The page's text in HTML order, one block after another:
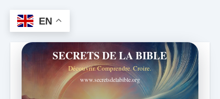
EN
SECRETS DE LA BIBLE
Découvrir. Comprendre. Croire.
www.secretsdelabible.org